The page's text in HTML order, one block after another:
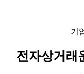
기
전자상거래